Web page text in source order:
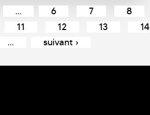
… 6 7
8
11 12 13
14
…
suivant ›